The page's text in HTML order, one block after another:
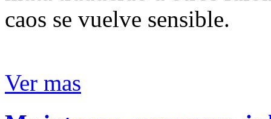
caos se vuelve sensible.
Ver mas